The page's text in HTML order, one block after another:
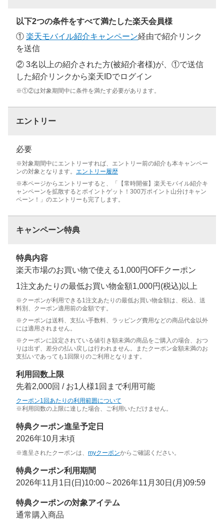
以下2つの条件をすべて満たした楽天会員様
① 楽天モバイル紹介キャンペーン経由で紹介リンク
を送信
② 3名以上の紹介された方(被紹介者様)が、①で送信
した紹介リンクから楽天IDでログイン
※①②は対象期間中に条件を満たす必要があります。
エントリー
必要
※対象期間中にエントリーすれば、エントリー前の紹介も本キャンペー
ンの対象となります。 エントリー履歴
※本ページからエントリーすると、「【常時開催】楽天モバイル紹介キ
ャンペーンを拡散するとポイントゲット！300万ポイント山分けキャン
ペーン！」のエントリーも完了します。
キャンペーン特典
特典内容
楽天市場のお買い物で使える1,000円OFFクーポン
1注文あたりの最低お買い物金額1,000円(税込)以上
※クーポンが利用できる1注文あたりの最低お買い物金額は、税込、送
料別、クーポン適用前の金額です。
※クーポンは送料、支払い手数料、ラッピング費用などの商品代金以外
には適用されません。
※クーポンに設定されている値引き額未満の商品をご購入の場合、おつ
りは出ず、差分の払い戻しは行われません。またクーポン金額未満のお
支払いであっても1回限りのご利用となります。
利用回数上限
先着2,000回 / お1人様1回まで利用可能
クーポン1回あたりの利用範囲について
※利用回数の上限に達した場合、ご利用いただけません。
特典クーポン進呈予定日
2026年10月末頃
※進呈されたクーポンは、 myクーポンからご確認ください。
特典クーポン利用期間
2026年11月1日(日)10:00～2026年11月30日(月)09:59
特典クーポンの対象アイテム
通常購入商品